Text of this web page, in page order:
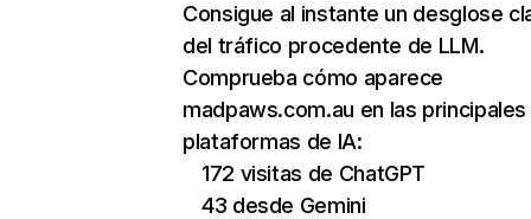
Consigue al instante un desglose
del tráfico procedente de LLM.
Comprueba cómo aparece
madpaws.com.au en las principales
plataformas de IA:
172 visitas de ChatGPT
43 desde Gemini